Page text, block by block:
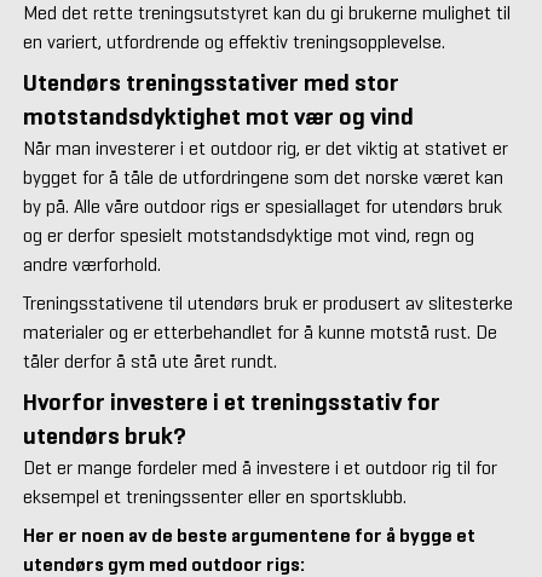
Med det rette treningsutstyret kan du gi brukerne mulighet til
en variert, utfordrende og effektiv treningsopplevelse.
Utendørs treningsstativer med stor
motstandsdyktighet mot vær og vind
Når man investerer i et outdoor rig, er det viktig at stativet er
bygget for å tåle de utfordringene som det norske været kan
by på. Alle våre outdoor rigs er spesiallaget for utendørs bruk
og er derfor spesielt motstandsdyktige mot vind, regn og
andre værforhold.
Treningsstativene til utendørs bruk er produsert av slitesterke
materialer og er etterbehandlet for å kunne motstå rust. De
tåler derfor å stå ute året rundt.
Hvorfor investere i et treningsstativ for
utendørs bruk?
Det er mange fordeler med å investere i et outdoor rig til for
eksempel et treningssenter eller en sportsklubb.
Her er noen av de beste argumentene for å bygge et
utendørs gym med outdoor rigs: